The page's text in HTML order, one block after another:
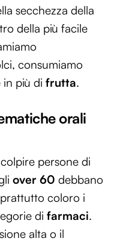
secchezza della
della più facile
consumiamo
più di frutta.
orali
persone di
over 60 debbano
coloro i
di farmaci.
alta o il